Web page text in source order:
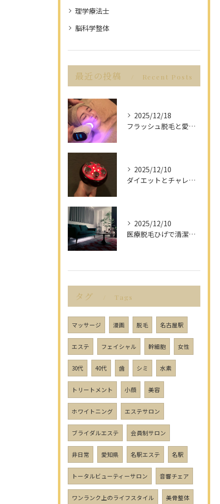
理学療法士
脳科学整体
最近の投稿 Recent Posts
2025/12/18
フラッシュ脱毛と愛知県名古屋市の最新脱毛事情で理想の美肌を目指す方法
2025/12/10
ダイエットとチャレンジを愛知県名古屋市で楽しみながら成功させるポイント解説
2025/12/10
医療脱毛ひげで清潔感アップを目指す男性へ愛知県名古屋市のヒゲ脱毛で選ぶべきポイント
タグ Tags
マッサージ 漫画 脱毛 名古屋駅
エステ フェイシャル 幹細胞 女性
30代 40代 歯 シミ 水素
トリートメント 小顔 美容
ホワイトニング エステサロン
ブライダルエステ 会員制サロン
非日常 愛知県 名駅エステ 名駅
トータルビューティーサロン 音響チェア
ワンランク上のライフスタイル 美骨整体